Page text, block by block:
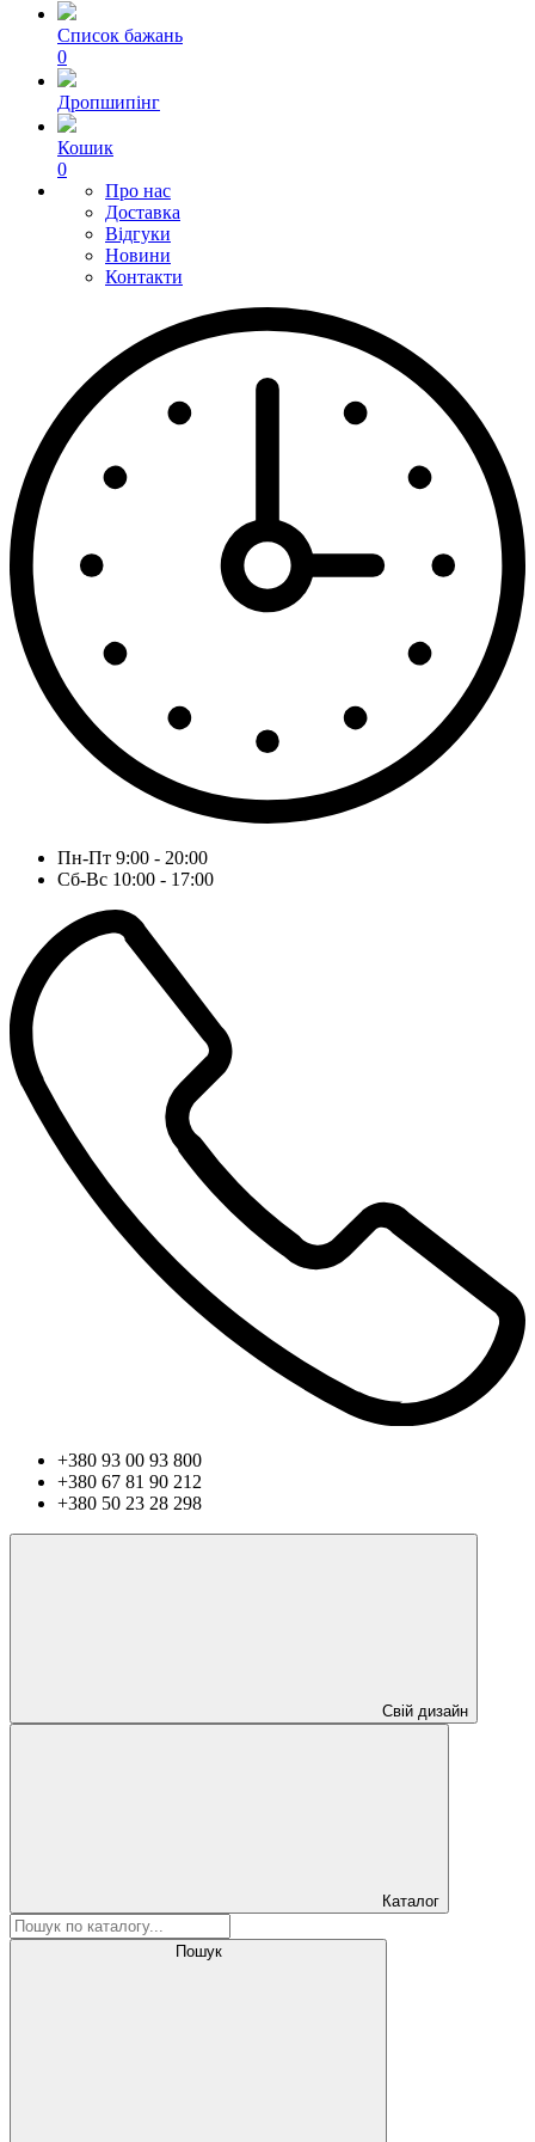
Список бажань
0
Дропшипінг
Кошик
0
Про нас
Доставка
Відгуки
Новини
Контакти
Пн-Пт 9:00 - 20:00
Сб-Вс 10:00 - 17:00
+380 93 00 93 800
+380 67 81 90 212
+380 50 23 28 298
Свій дизайн
Каталог
Пошук